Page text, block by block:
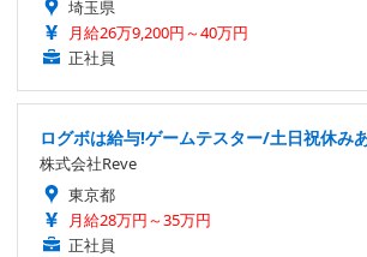
埼玉県
月給26万9,200円～40万円
正社員
ログボは給与!ゲームテスター/土日祝休み
株式会社Reve
東京都
月給28万円～35万円
正社員